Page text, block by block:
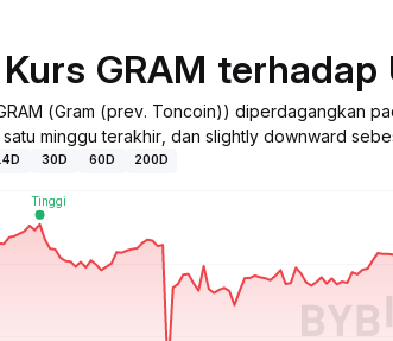
GRAM terhadap
(Gram (prev. Toncoin)) diperdagangkan
minggu terakhir, dan slightly downward
30D 60D 200D